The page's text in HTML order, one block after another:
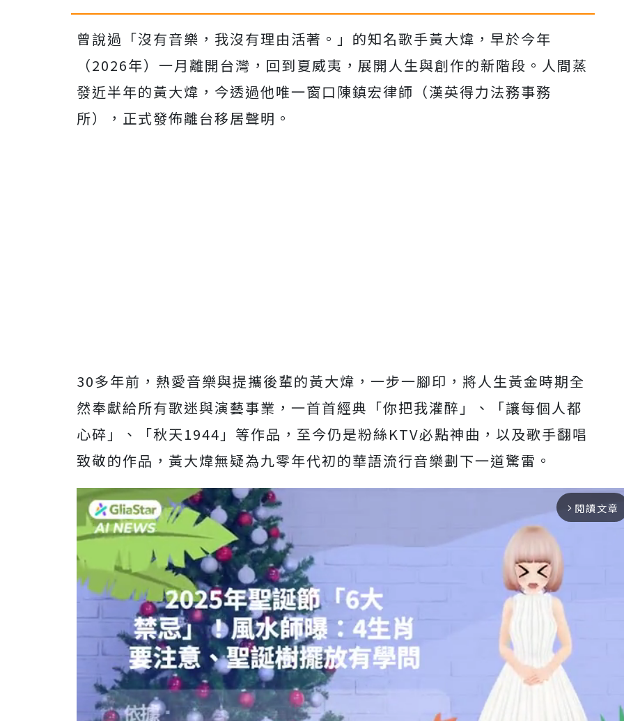
曾說過「沒有音樂，我沒有理由活著。」的知名歌手黃大煒， 早於今年
（2026年）一月離開台灣，回到夏威夷， 展開人生與創作的新階段。人間蒸
發近半年的黃大煒， 今透過他唯一窗口陳鎮宏律師（漢英得力法務事務
所）， 正式發佈離台移居聲明。
30多年前，熱愛音樂與提攜後輩的黃大煒，一步一腳印， 將人生黃金時期全
然奉獻給所有歌迷與演藝事業，一首首經典「你把我灌醉」、「讓每個人都
心碎」、「秋天1944 」等作品， 至今仍是粉絲KTV必點神曲，以及歌手翻唱
致敬的作品， 黃大煒無疑為九零年代初的華語流行音樂劃下一道驚雷。
arrow_forward_ios 閱讀文章